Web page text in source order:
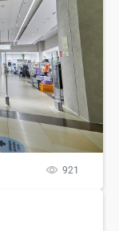
921